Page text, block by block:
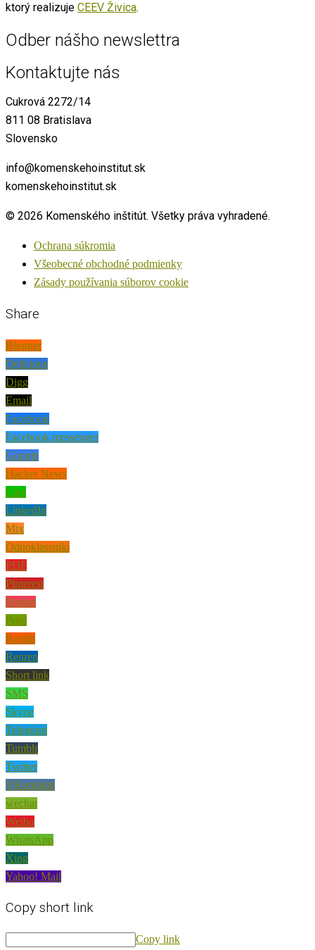
ktorý realizuje CEEV Živica.
Odber nášho newslettra
Kontaktujte nás
Cukrová 2272/14
811 08 Bratislava
Slovensko
info@komenskehoinstitut.sk
komenskehoinstitut.sk
© 2026 Komenského inštitút. Všetky práva vyhradené.
Ochrana súkromia
Všeobecné obchodné podmienky
Zásady používania súborov cookie
Share
Blogger
Delicious
Digg
Email
Facebook
Facebook messenger
Google
Hacker News
Line
LinkedIn
Mix
Odnoklassniki
PDF
Pinterest
Pocket
Print
Reddit
Renren
Short link
SMS
Skype
Telegram
Tumblr
Twitter
VKontakte
wechat
Weibo
WhatsApp
Xing
Yahoo! Mail
Copy short link
Copy link